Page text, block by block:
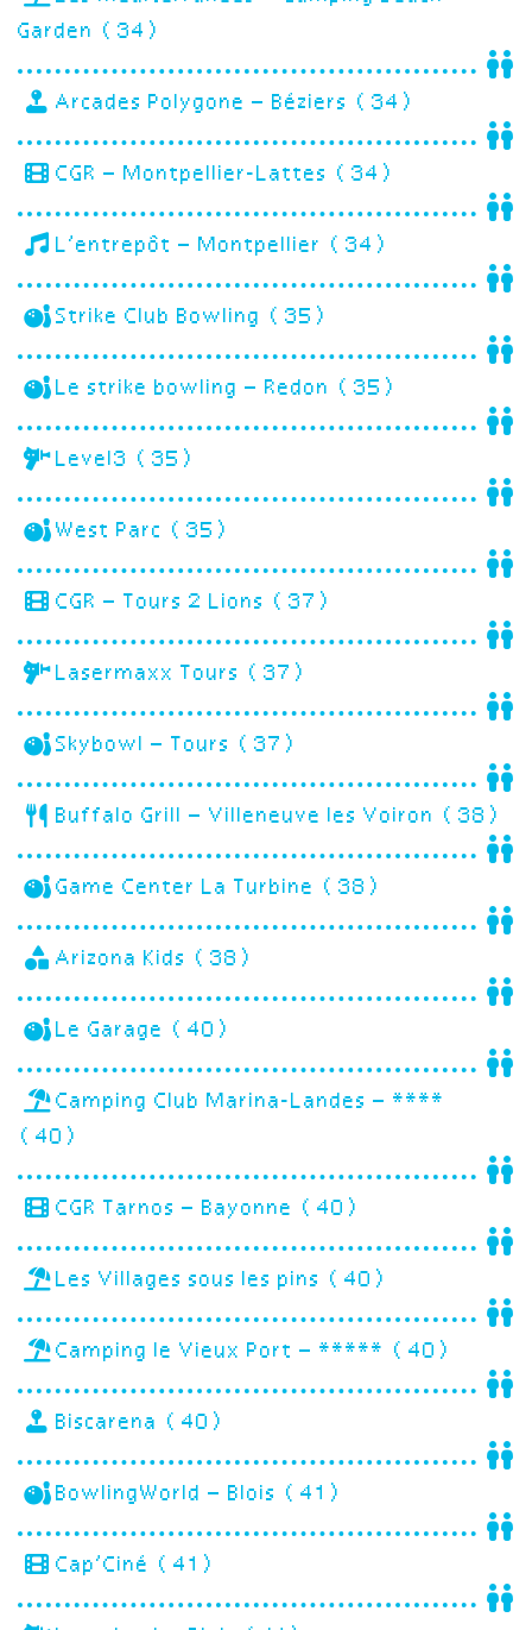
Garden (34)
Arcades Polygone – Béziers (34)
CGR – Montpellier-Lattes (34)
L’entrepôt – Montpellier (34)
Strike Club Bowling (35)
Le strike bowling – Redon (35)
Level3 (35)
West Parc (35)
CGR – Tours 2 Lions (37)
Lasermaxx Tours (37)
Skybowl – Tours (37)
Buffalo Grill – Villeneuve les Voiron (38)
Game Center La Turbine (38)
Arizona Kids (38)
Le Garage (40)
Camping Club Marina-Landes – ****
(40)
CGR Tarnos – Bayonne (40)
Les Villages sous les pins (40)
Camping le Vieux Port – ***** (40)
Biscarena (40)
BowlingWorld – Blois (41)
Cap’Ciné (41)